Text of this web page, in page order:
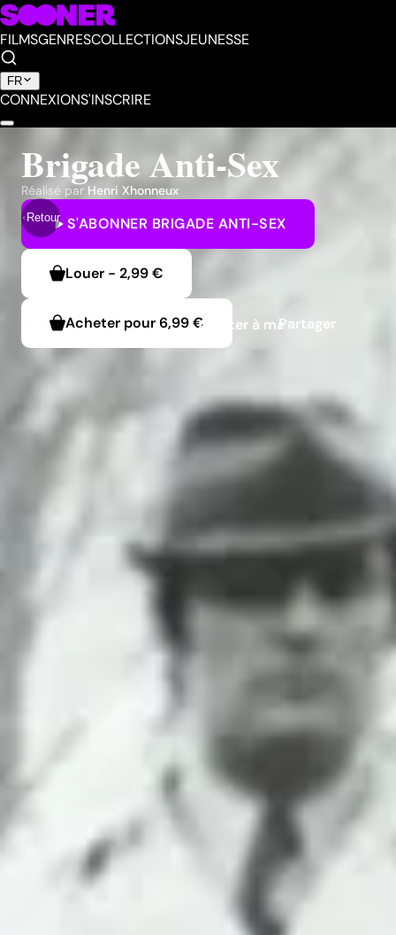
FILMSGENRESCOLLECTIONSJEUNESSE
FR
CONNEXIONS'INSCRIRE
Retour
Brigade Anti-Sex
Réalisé par Henri Xhonneux
S'ABONNER BRIGADE ANTI-SEX
Louer - 2,99 €
Acheter pour6,99 €Ajouter à ma liste
Partager